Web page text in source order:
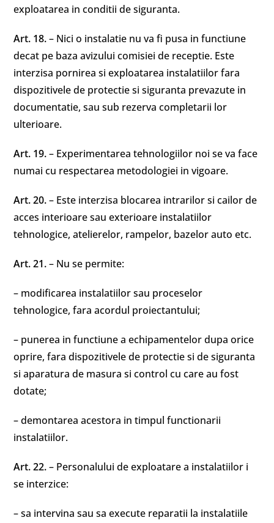
exploatarea in conditii de siguranta.
Art. 18.– Nici o instalatie nu va fi pusa in functiune
decat pe baza avizului comisiei de receptie. Este
interzisa pornirea si exploatarea instalatiilor fara
dispozitivele de protectie si siguranta prevazute in
documentatie, sau sub rezerva completarii lor
ulterioare.
Art. 19.– Experimentarea tehnologiilor noi se va face
numai cu respectarea metodologiei in vigoare.
Art. 20.– Este interzisa blocarea intrarilor si cailor de
acces interioare sau exterioare instalatiilor
tehnologice, atelierelor, rampelor, bazelor auto etc.
Art. 21.– Nu se permite:
– modificarea instalatiilor sau proceselor
tehnologice, fara acordul proiectantului;
– punerea in functiune a echipamentelor dupa orice
oprire, fara dispozitivele de protectie si de siguranta
si aparatura de masura si control cu care au fost
dotate;
– demontarea acestora in timpul functionarii
instalatiilor.
Art. 22.– Personalului de exploatare a instalatiilor i
se interzice:
– sa intervina sau sa execute reparatii la instalatiile